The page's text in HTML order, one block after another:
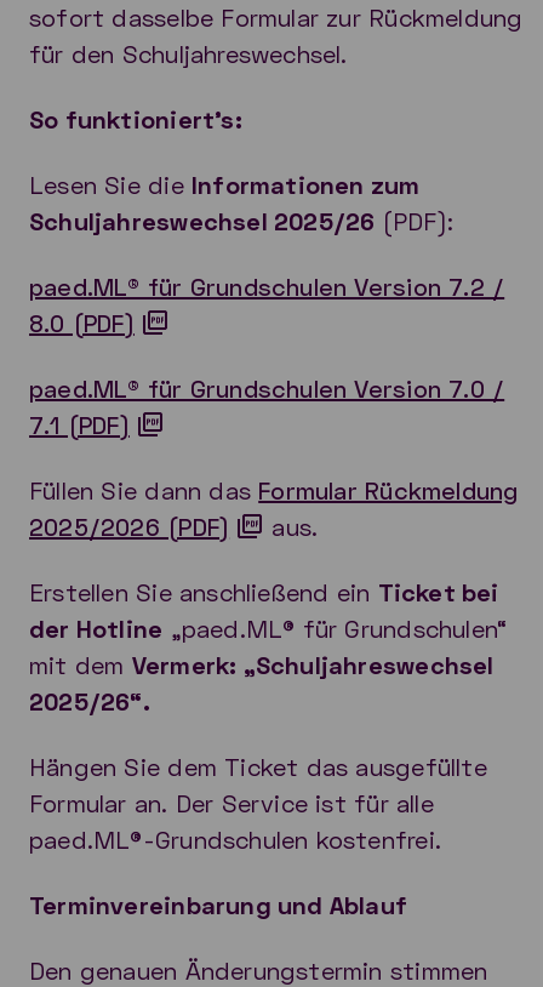
sofort dasselbe Formular zur Rückmeldung
für den Schuljahreswechsel.
So funktioniert’s:
Lesen Sie die Informationen zum
Schuljahreswechsel 2025/26 (PDF):
paed.ML® für Grundschulen Version 7.2 /
8.0 (PDF)
paed.ML® für Grundschulen Version 7.0 /
7.1 (PDF)
Füllen Sie dann das Formular Rückmeldung
2025/2026 (PDF)
aus.
Erstellen Sie anschließend ein Ticket bei
der Hotline „paed.ML® für Grundschulen“
mit dem Vermerk: „Schuljahreswechsel
2025/26“.
Hängen Sie dem Ticket das ausgefüllte
Formular an. Der Service ist für alle
paed.ML®-Grundschulen kostenfrei.
Terminvereinbarung und Ablauf
Den genauen Änderungstermin stimmen